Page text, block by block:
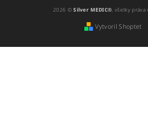
2026 ©Silver MEDIC®, všetky práva
Vytvoril Shoptet